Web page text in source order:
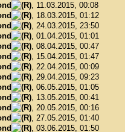
, 11.03.2015, 00:08
, 18.03.2015, 01:12
, 24.03.2015, 23:50
, 01.04.2015, 01:01
, 08.04.2015, 00:47
, 15.04.2015, 01:47
, 22.04.2015, 00:09
, 29.04.2015, 09:23
, 06.05.2015, 01:05
, 13.05.2015, 00:41
, 20.05.2015, 00:16
, 27.05.2015, 01:40
, 03.06.2015, 01:50